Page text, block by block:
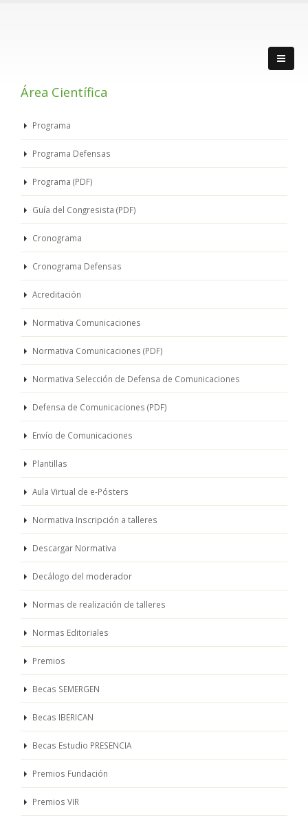
Área Científica
Programa
Programa Defensas
Programa (PDF)
Guía del Congresista (PDF)
Cronograma
Cronograma Defensas
Acreditación
Normativa Comunicaciones
Normativa Comunicaciones (PDF)
Normativa Selección de Defensa de Comunicaciones
Defensa de Comunicaciones (PDF)
Envío de Comunicaciones
Plantillas
Aula Virtual de e-Pósters
Normativa Inscripción a talleres
Descargar Normativa
Decálogo del moderador
Normas de realización de talleres
Normas Editoriales
Premios
Becas SEMERGEN
Becas IBERICAN
Becas Estudio PRESENCIA
Premios Fundación
Premios VIR